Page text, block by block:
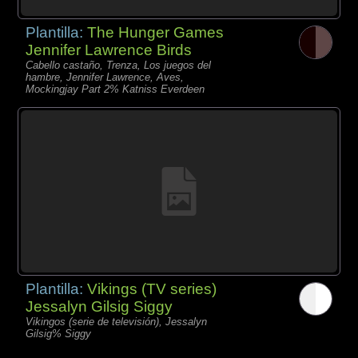
Plantilla:The Hunger Games
Jennifer Lawrence Birds
Cabello castaño, Trenza, Los juegos del
hambre, Jennifer Lawrence, Aves,
Mockingjay Part 2% Katniss Everdeen
Plantilla:Vikings (TV series)
Jessalyn Gilsig Siggy
Vikingos (serie de televisión), Jessalyn
Gilsig% Siggy